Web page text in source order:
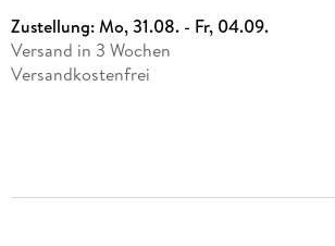
Zustellung:Mo, 31.08. - Fr, 04.09.
Versand in 3 Wochen
Versandkostenfrei